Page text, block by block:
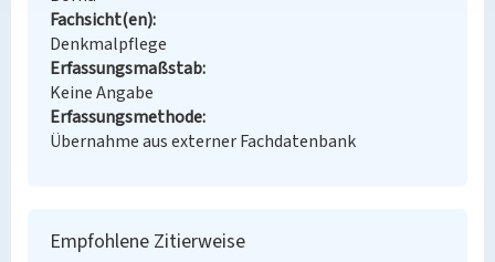
Fachsicht(en)
Denkmalpflege
Erfassungsmaßstab
Keine Angabe
Erfassungsmethode
Übernahme aus externer Fachdatenbank
Empfohlene Zitierweise